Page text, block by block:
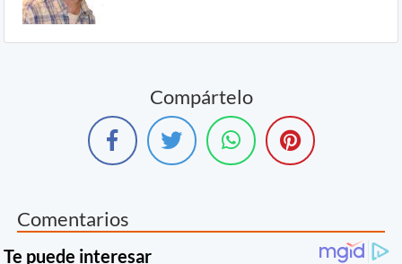
Compártelo
Comentarios